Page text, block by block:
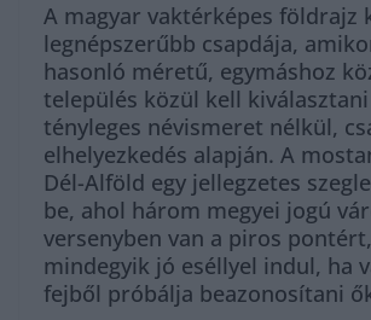
A magyar vaktérképes földrajz
legnépszerűbb csapdája,
hasonló méretű, egymáshoz
település közül kell
tényleges névismeret nélkül,
elhelyezkedés alapján. A
Dél-Alföld egy jellegzetes
be, ahol három megyei jogú
versenyben van a piros
mindegyik jó eséllyel indul, ha
fejből próbálja beazonosítani